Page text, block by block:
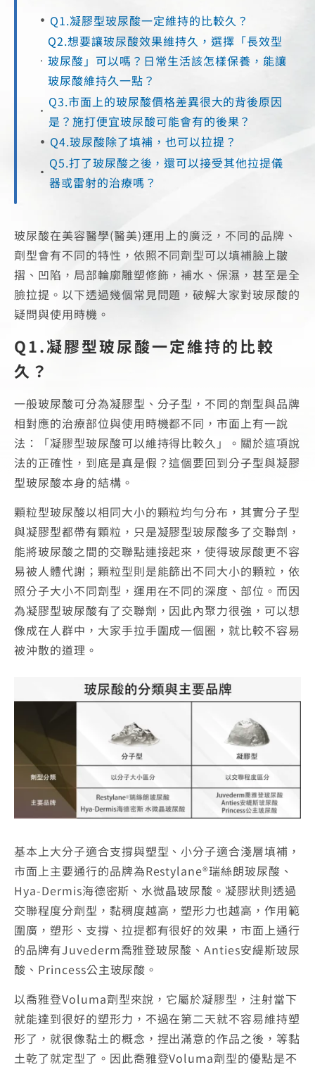
Q1.凝膠型玻尿酸一定維持的比較久？
Q2.想要讓玻尿酸效果維持久，選擇「長效型
玻尿酸」可以嗎？日常生活該怎樣保養，能讓
玻尿酸維持久一點？
Q3.市面上的玻尿酸價格差異很大的背後原因
是？施打便宜玻尿酸可能會有的後果？
Q4.玻尿酸除了填補，也可以拉提？
Q5.打了玻尿酸之後，還可以接受其他拉提儀
器或雷射的治療嗎？
玻尿酸在美容醫學(醫美)運用上的廣泛，不同的品牌、
劑型會有不同的特性，依照不同劑型可以填補臉上皺
摺、凹陷，局部輪廓雕塑修飾，補水、保濕，甚至是全
臉拉提。以下透過幾個常見問題，破解大家對玻尿酸的
疑問與使用時機。
Q1.凝膠型玻尿酸一定維持的比較
久？
一般玻尿酸可分為凝膠型、分子型，不同的劑型與品牌
相對應的治療部位與使用時機都不同，市面上有一說
法：「凝膠型玻尿酸可以維持得比較久」。關於這項說
法的正確性，到底是真是假？這個要回到分子型與凝膠
型玻尿酸本身的結構。
顆粒型玻尿酸以相同大小的顆粒均勻分布，其實分子型
與凝膠型都帶有顆粒，只是凝膠型玻尿酸多了交聯劑，
能將玻尿酸之間的交聯點連接起來，使得玻尿酸更不容
易被人體代謝；顆粒型則是能篩出不同大小的顆粒，依
照分子大小不同劑型，運用在不同的深度、部位。而因
為凝膠型玻尿酸有了交聯劑，因此內聚力很強，可以想
像成在人群中，大家手拉手圍成一個圈，就比較不容易
被沖散的道理。
基本上大分子適合支撐與塑型、小分子適合淺層填補，
市面上主要通行的品牌為Restylane®瑞絲朗玻尿酸、
Hya-Dermis海德密斯、水微晶玻尿酸。凝膠狀則透過
交聯程度分劑型，黏稠度越高，塑形力也越高，作用範
圍廣，塑形、支撐、拉提都有很好的效果，市面上通行
的品牌有Juvederm喬雅登玻尿酸、Anties安緹斯玻尿
酸、Princess公主玻尿酸。
以喬雅登Voluma劑型來說，它屬於凝膠型，注射當下
就能達到很好的塑形力，不過在第二天就不容易維持塑
形了，就很像黏土的概念，捏出滿意的作品之後，等黏
土乾了就定型了。因此喬雅登Voluma劑型的優點是不